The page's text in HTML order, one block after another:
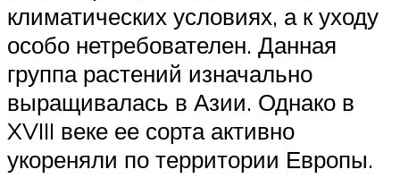
климатических условиях, а к уходу
особо нетребователен. Данная
группа растений изначально
выращивалась в Азии. Однако в
XVIII веке ее сорта активно
укореняли по территории Европы.